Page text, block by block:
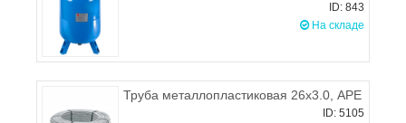
ID: 843
На складе
Труба металлопластиковая 26х3.0, APE
ID: 5105